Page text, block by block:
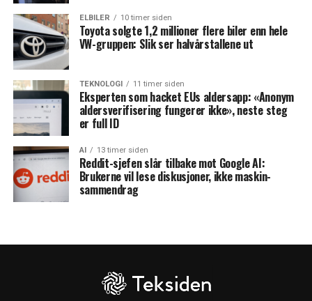
ELBILER 10 timer siden
Toyota solgte 1,2 millioner flere biler enn hele
VW-gruppen: Slik ser halvårstallene ut
TEKNOLOGI 11 timer siden
Eksperten som hacket EUs aldersapp: «Anonym
aldersverifisering fungerer ikke», neste steg
er full ID
AI 13 timer siden
Reddit-sjefen slår tilbake mot Google AI:
Brukerne vil lese diskusjoner, ikke maskin-
sammendrag